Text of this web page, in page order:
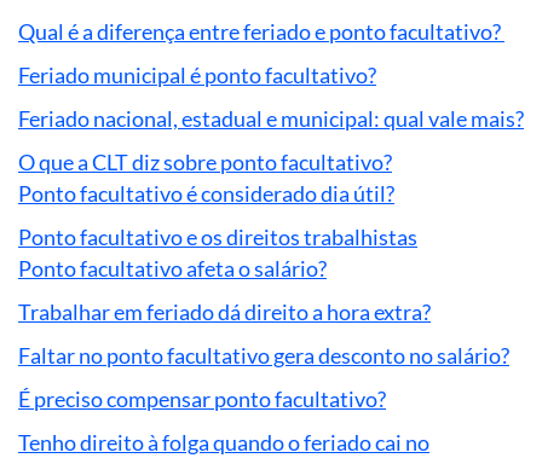
Qual é a diferença entre feriado e ponto facultativo?
Feriado municipal é ponto facultativo?
Feriado nacional, estadual e municipal: qual vale mais?
O que a CLT diz sobre ponto facultativo?
Ponto facultativo é considerado dia útil?
Ponto facultativo e os direitos trabalhistas
Ponto facultativo afeta o salário?
Trabalhar em feriado dá direito a hora extra?
Faltar no ponto facultativo gera desconto no salário?
É preciso compensar ponto facultativo?
Tenho direito à folga quando o feriado cai no